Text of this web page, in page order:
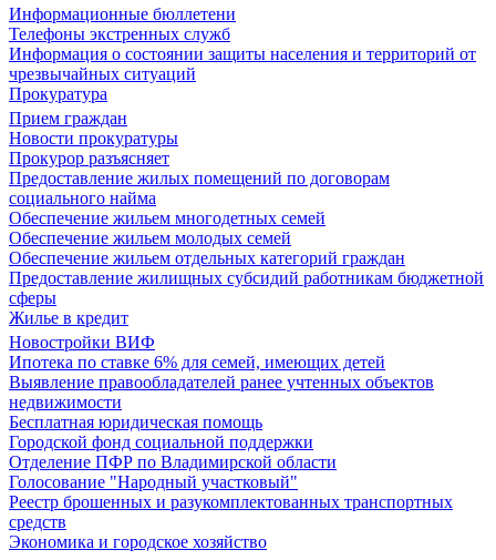
Информационные бюллетени
Телефоны экстренных служб
Информация о состоянии защиты населения и территорий от
чрезвычайных ситуаций
Прокуратура
Прием граждан
Новости прокуратуры
Прокурор разъясняет
Предоставление жилых помещений по договорам
социального найма
Обеспечение жильем многодетных семей
Обеспечение жильем молодых семей
Обеспечение жильем отдельных категорий граждан
Предоставление жилищных субсидий работникам бюджетной
сферы
Жилье в кредит
Новостройки ВИФ
Ипотека по ставке 6% для семей, имеющих детей
Выявление правообладателей ранее учтенных объектов
недвижимости
Бесплатная юридическая помощь
Городской фонд социальной поддержки
Отделение ПФР по Владимирской области
Голосование "Народный участковый"
Реестр брошенных и разукомплектованных транспортных
средств
Экономика и городское хозяйство